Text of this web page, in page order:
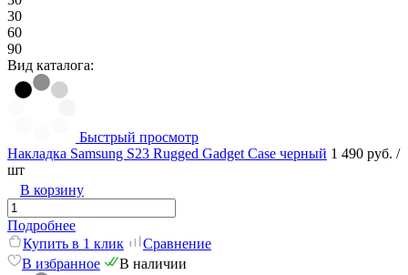
30
60
90
Вид каталога:
Быстрый просмотр
Накладка Samsung S23 Rugged Gadget Case черный 1 490 руб. /
шт
В корзину
Подробнее
Купить в 1 клик
Сравнение
В избранное
В наличии